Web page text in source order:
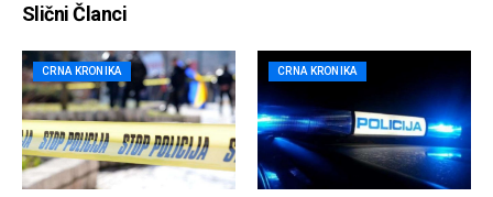
Slični Članci
CRNA KRONIKA CRNA KRONIKA